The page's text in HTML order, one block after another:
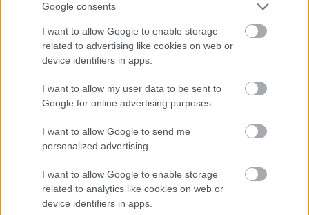
Google consents
I want to allow Google to enable storage
related to advertising like cookies on web or
device identifiers in apps.
I want to allow my user data to be sent to
Google for online advertising purposes.
I want to allow Google to send me
personalized advertising.
I want to allow Google to enable storage
related to analytics like cookies on web or
device identifiers in apps.
Meccs Center
Paris Saint-Germain
Manchester United
Felkészülési szezon 4. mérkőzés